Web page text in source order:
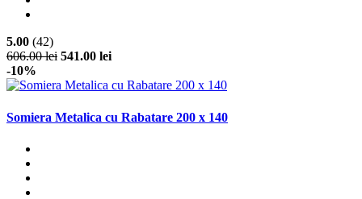
5.00 (42)
606.00 lei 541.00 lei
-10%
Somiera Metalica cu Rabatare 200 x 140